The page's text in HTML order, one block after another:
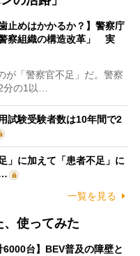
止めはかかるか？】警察庁
察組織の構造改革」 実
「警察官不足」だ。警察
分の1以…
試験受験者数は10年間で2
」に加えて「患者不足」に
一覧を見る
使ってみた
6000台】BEV普及の障壁と